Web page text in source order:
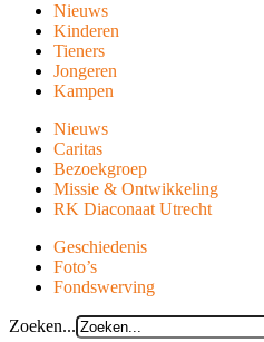
Nieuws
Kinderen
Tieners
Jongeren
Kampen
Nieuws
Caritas
Bezoekgroep
Missie & Ontwikkeling
RK Diaconaat Utrecht
Geschiedenis
Foto’s
Fondswerving
Zoeken...